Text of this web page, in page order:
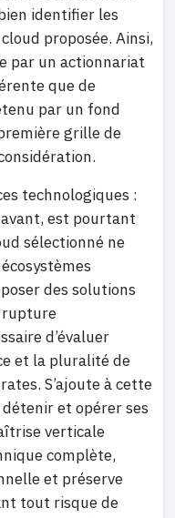
identifier les
proposée. Ainsi,
par un actionnariat
que de
par un fond
grille de
technologiques :
est pourtant
sélectionné ne
des solutions
rupture
d’évaluer
et la pluralité de
S’ajoute à cette
et opérer ses
verticale
complète,
et préserve
tout risque de